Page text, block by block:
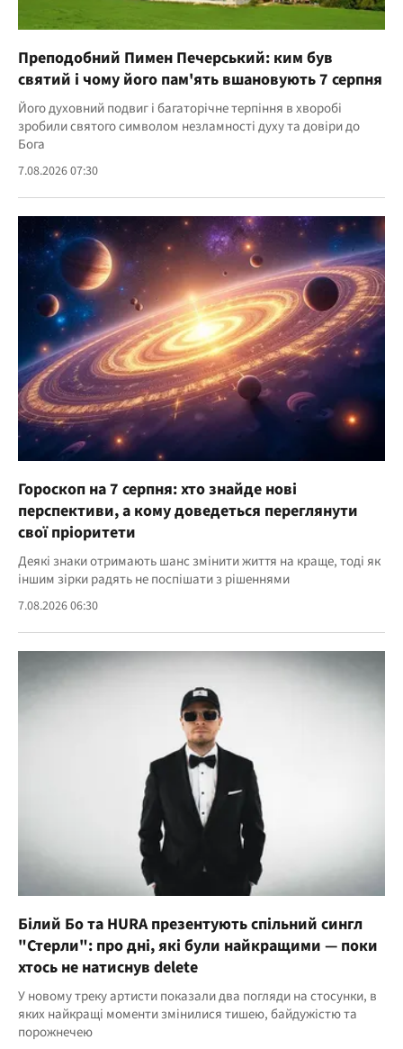
Преподобний Пимен Печерський: ким був
святий і чому його пам'ять вшановують 7 серпня
Його духовний подвиг і багаторічне терпіння в хворобі
зробили святого символом незламності духу та довіри до
Бога
7.08.2026 07:30
Гороскоп на 7 серпня: хто знайде нові
перспективи, а кому доведеться переглянути
свої пріоритети
Деякі знаки отримають шанс змінити життя на краще, тоді як
іншим зірки радять не поспішати з рішеннями
7.08.2026 06:30
Білий Бо та HURA презентують спільний сингл
"Стерли": про дні, які були найкращими — поки
хтось не натиснув delete
У новому треку артисти показали два погляди на стосунки, в
яких найкращі моменти змінилися тишею, байдужістю та
порожнечею